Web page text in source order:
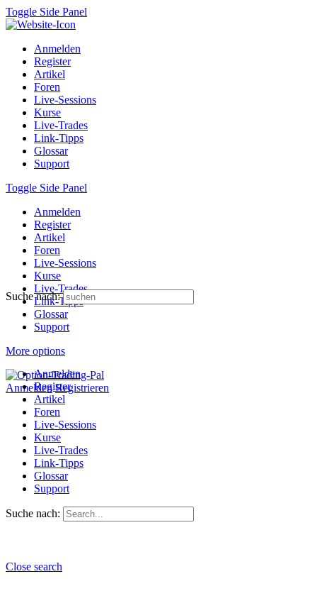
Toggle Side Panel
Anmelden
Register
Artikel
Foren
Live-Sessions
Kurse
Live-Trades
Link-Tipps
Glossar
Support
Toggle Side Panel
Anmelden
Register
Artikel
Foren
Live-Sessions
Kurse
Live-Trades
Link-Tipps
Glossar
Support
More options
Anmelden Registrieren
Suche nach:
Anmelden
Register
Artikel
Foren
Live-Sessions
Kurse
Live-Trades
Link-Tipps
Glossar
Support
Suche nach:
Close search